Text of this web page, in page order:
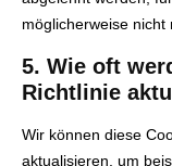
möglicherweise nicht
5. Wie oft
Richtlinie
Wir können diese
aktualisieren, um